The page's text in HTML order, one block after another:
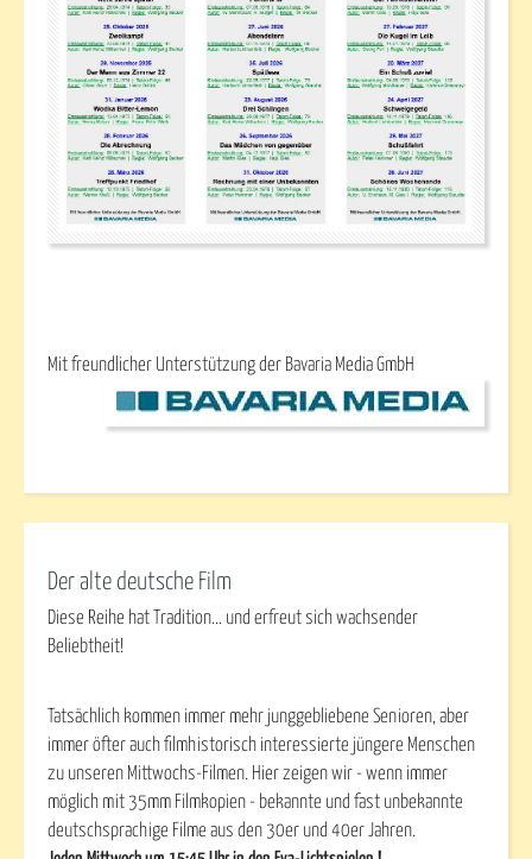
Mit freundlicher Unterstützung der Bavaria Media GmbH
Der alte deutsche Film
Diese Reihe hat Tradition... und erfreut sich wachsender
Beliebtheit!
Tatsächlich kommen immer mehr junggebliebene Senioren, aber
immer öfter auch filmhistorisch interessierte jüngere Menschen
zu unseren Mittwochs-Filmen. Hier zeigen wir - wenn immer
möglich mit 35mm Filmkopien - bekannte und fast unbekannte
deutschsprachige Filme aus den 30er und 40er Jahren.